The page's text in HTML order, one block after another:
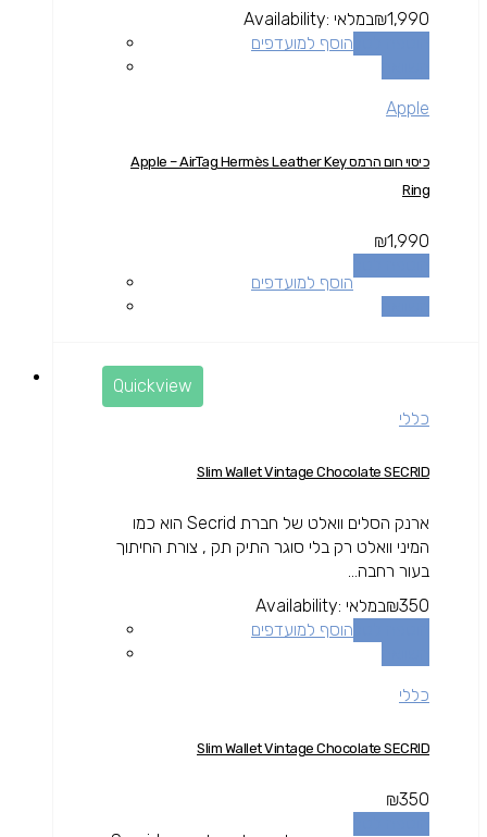
₪1,990
Availability: במלאי
הוסף למועדפים
Apple
כיסוי חום הרמס Apple – AirTag Hermès Leather Key
Ring
₪1,990
הוסף למועדפים
Quickview
כללי
Slim Wallet Vintage Chocolate SECRID
ארנק הסלים וואלט של חברת Secrid הוא כמו
המיני וואלט רק בלי סוגר התיק תק , צורת החיתוך
בעור רחבה...
₪350
Availability: במלאי
הוסף למועדפים
כללי
Slim Wallet Vintage Chocolate SECRID
₪350